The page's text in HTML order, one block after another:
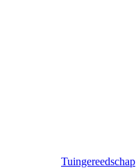
Tuingereedschap